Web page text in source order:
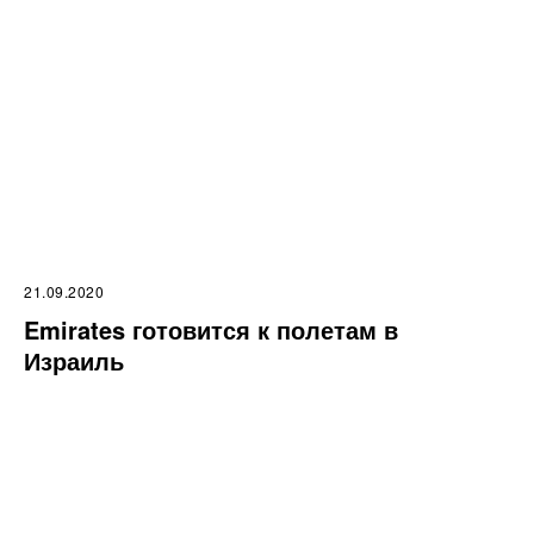
21.09.2020
Emirates готовится к полетам в
Израиль